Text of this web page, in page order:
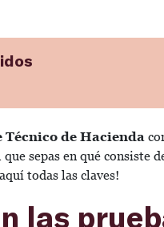
de Hacienda
sepas en qué consiste
todas las claves!
las